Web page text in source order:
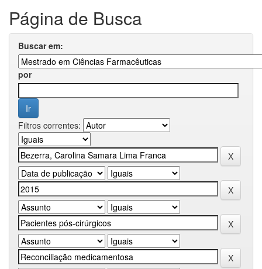
Página de Busca
Buscar em:
por
Filtros correntes: